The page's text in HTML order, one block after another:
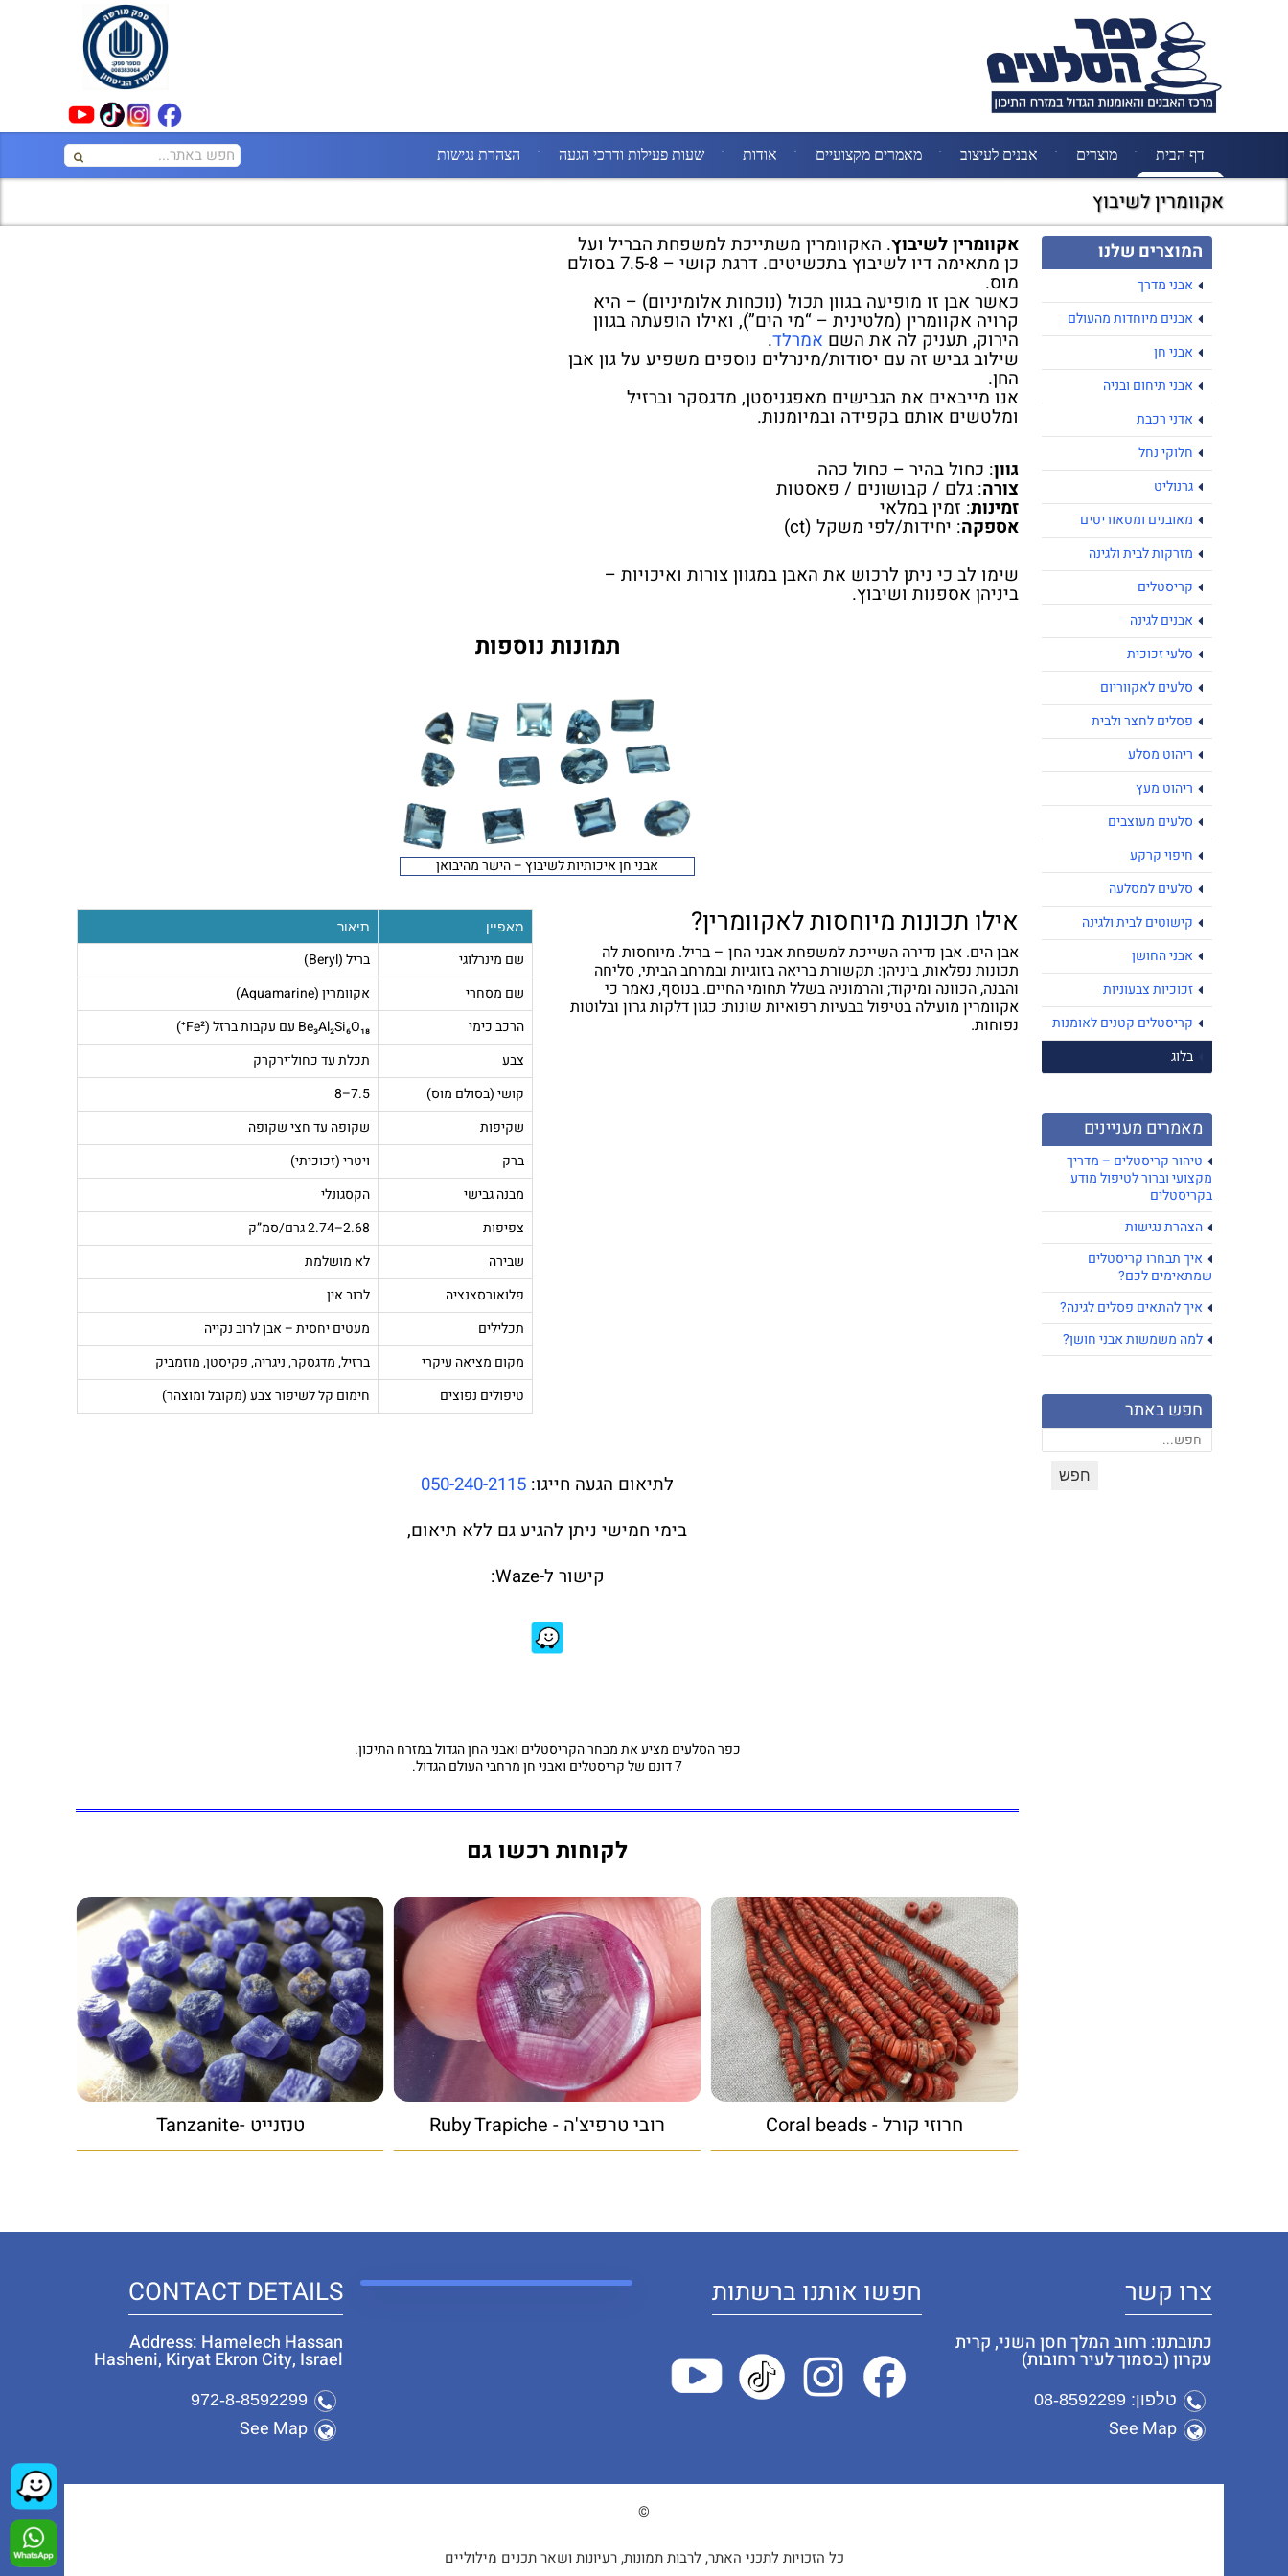
דף הבית מוצרים אבנים לעיצוב מאמרים מקצועיים אודות שעות פעילות ודרכי הגעה הצהרת נגישות
אקוומרין לשיבוץ
המוצרים שלנו
אבני מדרך
אבנים מיוחדות מהעולם
אבני חן
אבני תיחום ובניה
אדני רכבת
חלוקי נחל
גרנוליט
מאובנים ומטאוריטים
מזרקות לבית ולגינה
קריסטלים
אבנים לגינה
סלעי זכוכית
סלעים לאקווריום
פסלים לחצר ולבית
ריהוט מסלע
ריהוט מעץ
סלעים מעוצבים
חיפוי קרקע
סלעים למסלעה
קישוטים לבית ולגינה
אבני החושן
זכוכיות צבעוניות
קריסטלים קטנים לאומנות
בלוג
מאמרים מעניינים
טיהור קריסטלים – מדריך
מקצועי וברור לטיפול מודע
בקריסטלים
הצהרת נגישות
איך תבחרו קריסטלים
שמתאימים לכם?
איך להתאים פסלים לגינה?
למה משמשות אבני חושן?
חפש באתר
אקוומרין לשיבוץ. האקוומרין משתייכת למשפחת הבריל ועל
כן מתאימה דיו לשיבוץ בתכשיטים. דרגת קושי – 7.5-8 בסולם
מוס.
כאשר אבן זו מופיעה בגוון תכול (נוכחות אלומיניום) – היא
קרויה אקוומרין (מלטינית – “מי הים”), ואילו הופעתה בגוון
הירוק, תעניק לה את השם אמרלד.
שילוב גביש זה עם יסודות/מינרלים נוספים משפיע על גון אבן
החן.
אנו מייבאים את הגבישים מאפגניסטן, מדגסקר וברזיל
ומלטשים אותם בקפידה ובמיומנות.
גוון: כחול בהיר – כחול כהה
צורה: גלם / קבושונים / פאסטות
זמינות: זמין במלאי
אספקה: יחידות/לפי משקל (ct)
שימו לב כי ניתן לרכוש את האבן במגוון צורות ואיכויות –
ביניהן אספנות ושיבוץ.
תמונות נוספות
אבני חן איכותיות לשיבוץ – הישר מהיבואן
מאפיין תיאור
שם מינרלוגי
בריל (Beryl)
שם מסחרי
אקוומרין (Aquamarine)
הרכב כימי
Be₃Al₂Si₆O₁₈ עם עקבות ברזל (Fe²⁺)
צבע
תכלת עד כחול־ירקרק
קושי (בסולם מוס)
7.5–8
שקיפות
שקופה עד חצי שקופה
ברק
ויטרי (זכוכיתי)
מבנה גבישי
הקסגונלי
צפיפות
2.68–2.74 גרם/סמ”ק
שבירה
לא מושלמת
פלואורסצנציה
לרוב אין
תכלילים
מעטים יחסית – אבן לרוב נקייה
מקום מציאה עיקרי
ברזיל, מדגסקר, ניגריה, פקיסטן, מוזמביק
טיפולים נפוצים
חימום קל לשיפור צבע (מקובל ומוצהר)
אילו תכונות מיוחסות לאקוומרין?
אבן הים. אבן נדירה השייכת למשפחת אבני החן – בריל. מיוחסות לה
תכונות נפלאות, ביניהן: תקשורת בריאה בזוגיות ובמרחב הביתי, סליחה
והבנה, הכוונה ומיקוד; והרמוניה בשלל תחומי החיים. בנוסף, נאמר כי
אקוומרין מועילה בטיפול בבעיות רפואיות שונות: כגון דלקות גרון ובלוטות
נפוחות.
לתיאום הגעה חייגו: 050-240-2115
בימי חמישי ניתן להגיע גם ללא תיאום,
קישור ל-Waze:
כפר הסלעים מציע את מבחר הקריסטלים ואבני החן הגדול במזרח התיכון.
7 דונם של קריסטלים ואבני חן מרחבי העולם הגדול.
לקוחות רכשו גם
טנזנייט -Tanzanite רובי טרפיצ'ה - Ruby Trapiche חרוזי קורל - Coral beads
צרו קשר
כתובתנו: רחוב המלך חסן השני, קרית
עקרון (בסמוך לעיר רחובות)
טלפון: 08-8592299
See Map
חפשו אותנו ברשתות CONTACT DETAILS
Address: Hamelech Hassan
Hasheni, Kiryat Ekron City, Israel
972-8-8592299
See Map
©
כל הזכויות לתכני האתר, לרבות תמונות, רעיונות ושאר תכנים מילוליים